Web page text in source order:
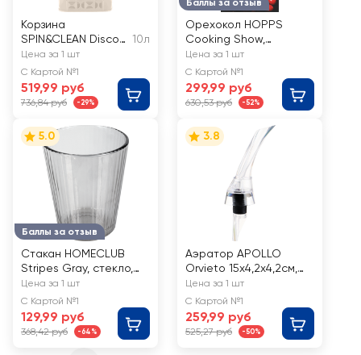
Корзина
SPIN&CLEAN Disco
59,5х32х3,5см,
универсальная,
навесная, сборная,
10л, Арт.
SC4606БЖ-Л
10л
Цена за 1 шт
С Картой №1
519,99 руб
736,84 руб -29%
Баллы за отзыв
Орехокол HOPPS
Cooking Show,
цинковый сплав, Арт.
004498
Цена за 1 шт
С Картой №1
299,99 руб
630,53 руб -52%
Баллы за отзыв
5.0
Стакан HOMECLUB
Stripes Gray, стекло,
340мл, Арт. KTBSC0414
Цена за 1 шт
С Картой №1
129,99 руб
368,42 руб -64%
3.8
Аэратор APOLLO
Orvieto 15x4,2x4,2см,
пищевой пластик,
силикон Арт. ORT-01
Цена за 1 шт
С Картой №1
259,99 руб
525,27 руб -50%